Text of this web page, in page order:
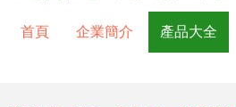
首頁 企業簡介 產品大全